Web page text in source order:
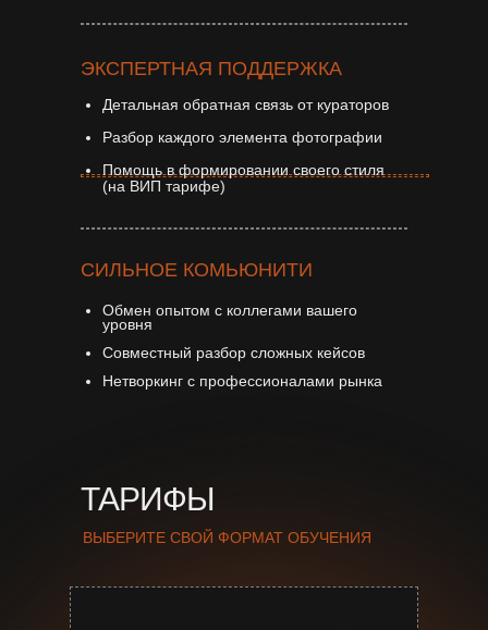
Детальная обратная связь от кураторов
Разбор каждого элемента фотографии
Помощь в формировании своего стиля
(на ВИП тарифе)
Обмен опытом с коллегами вашего
уровня
Совместный разбор сложных кейсов
Нетворкинг с профессионалами рынка
СИЛЬНОЕ КОМЬЮНИТИ
ЭКСПЕРТНАЯ ПОДДЕРЖКА
ТАРИФЫ
ВЫБЕРИТЕ СВОЙ ФОРМАТ ОБУЧЕНИЯ